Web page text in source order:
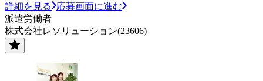
詳細を見る
応募画面に進む
派遣労働者
株式会社レソリューション(23606)